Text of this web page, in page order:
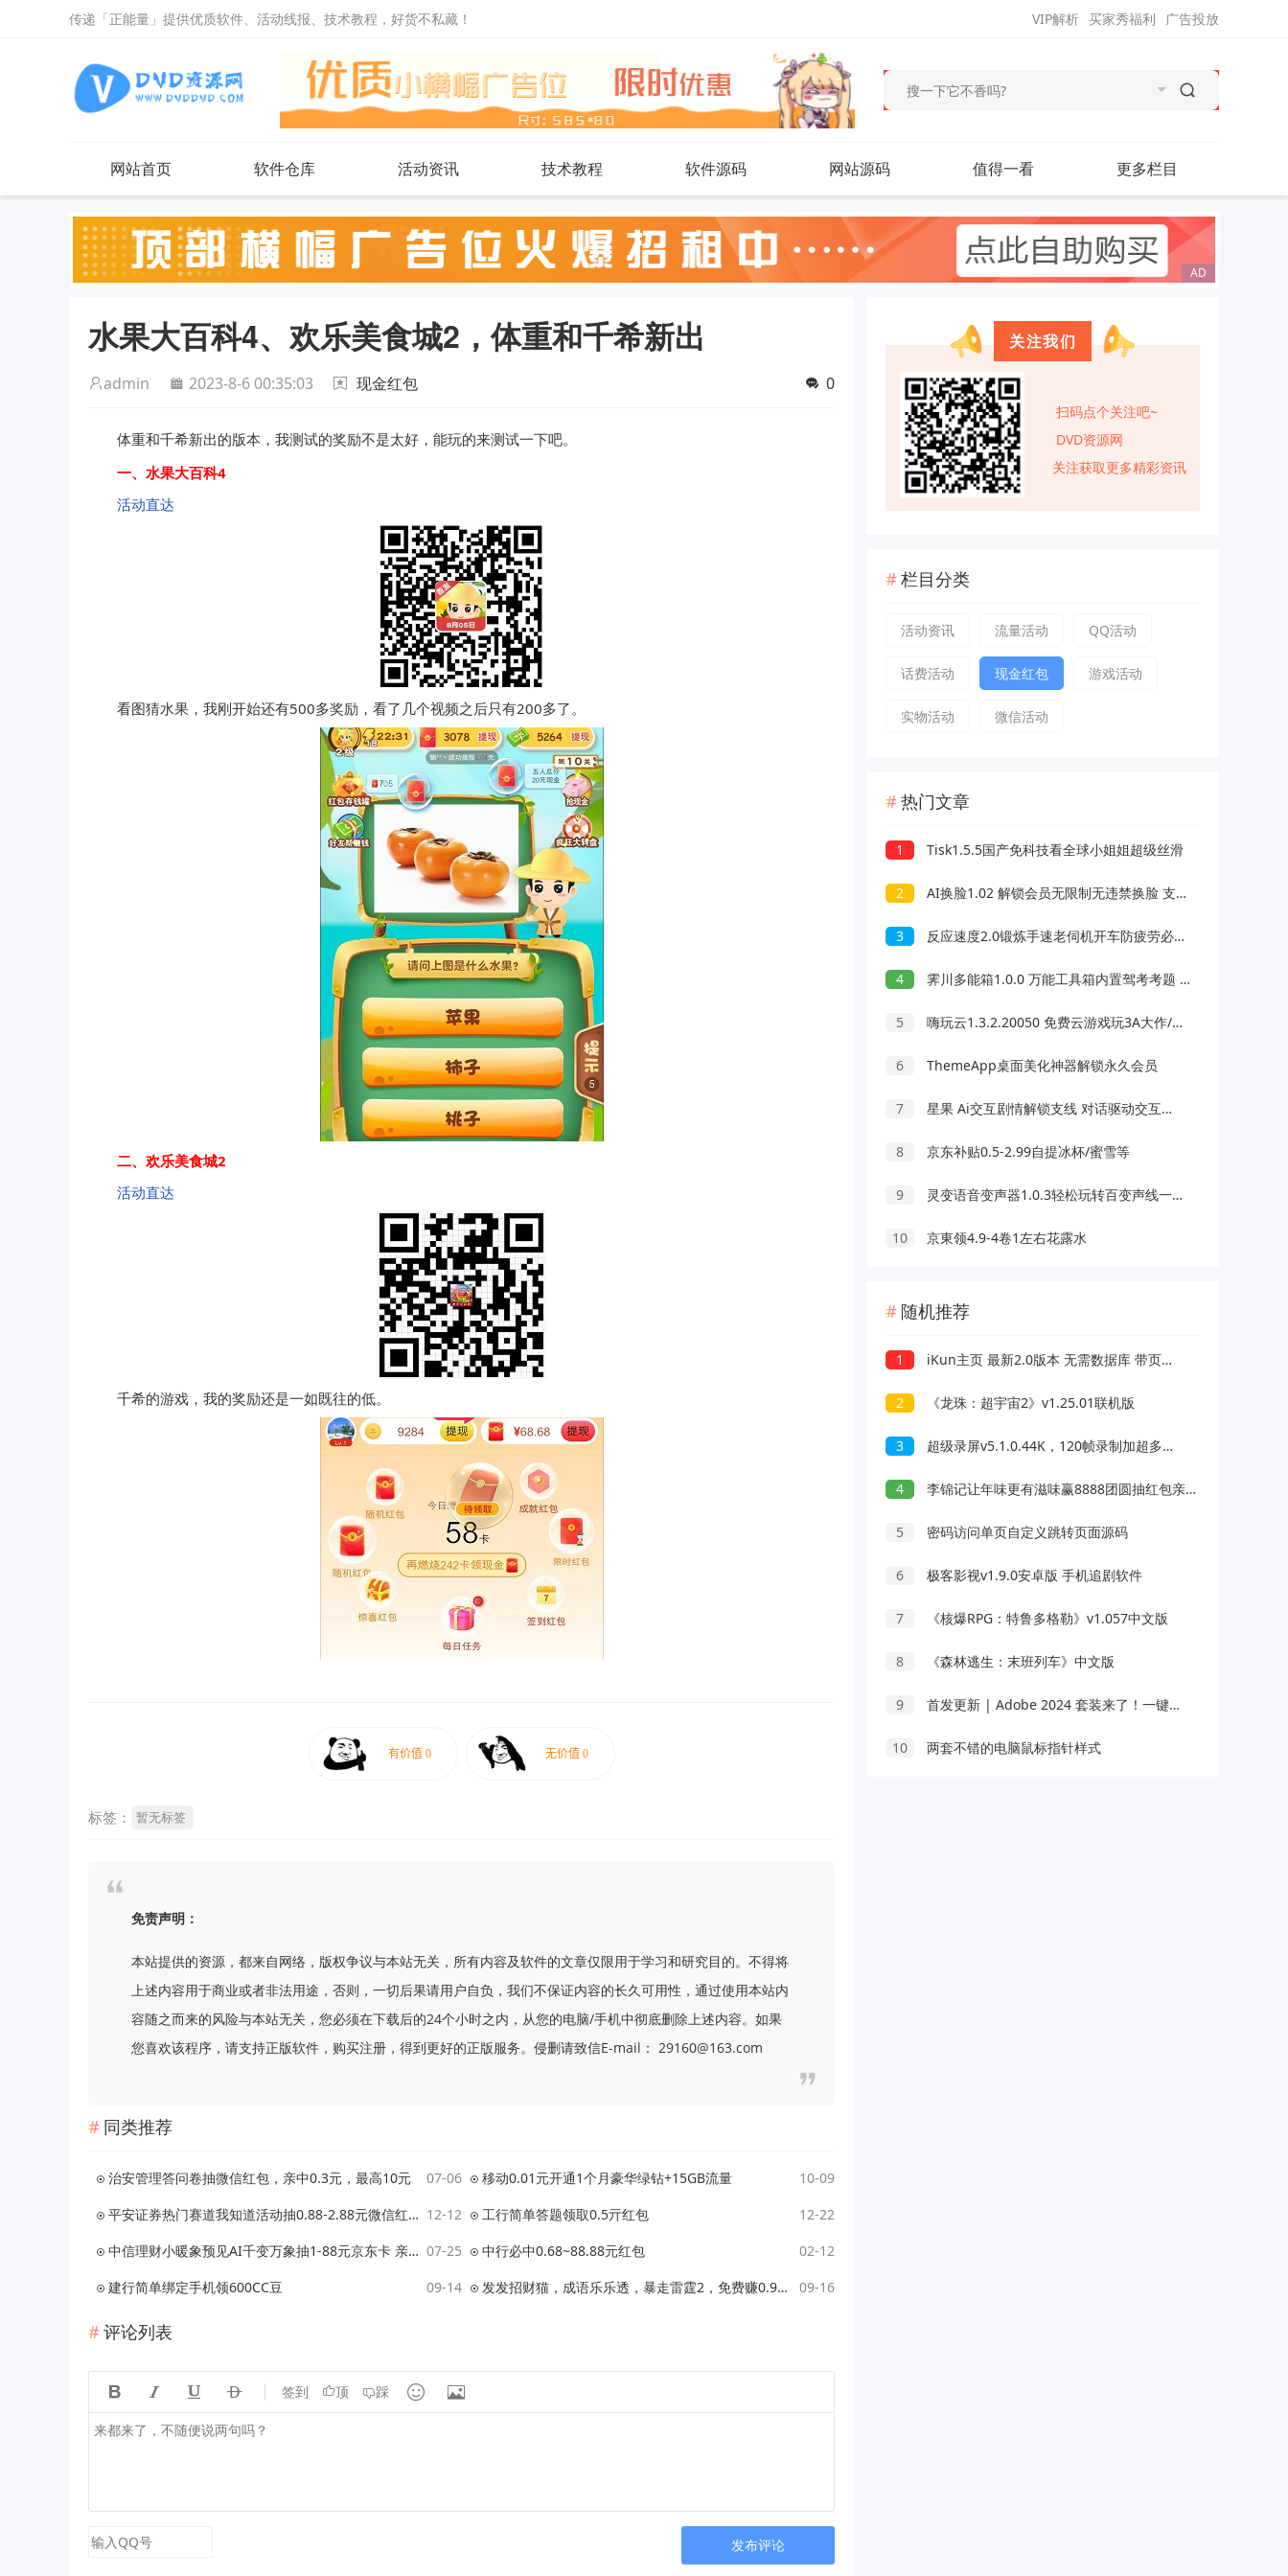
传递「正能量」提供优质软件、活动线报、技术教程，好货不私藏！ 广告投放
买家秀福利
VIP解析
网站首页 软件仓库 活动资讯 技术教程 软件源码 网站源码 值得一看 更多栏目
水果大百科4、欢乐美食城2，体重和千希新出
admin 2023-8-6 00:35:03 现金红包 0
体重和千希新出的版本，我测试的奖励不是太好，能玩的来测试一下吧。
一、水果大百科4
活动直达
看图猜水果，我刚开始还有500多奖励，看了几个视频之后只有200多了。
二、欢乐美食城2
活动直达
千希的游戏，我的奖励还是一如既往的低。
标签： 暂无标签
免责声明：
本站提供的资源，都来自网络，版权争议与本站无关，所有内容及软件的文章仅限用于学习和研究目的。不得将
上述内容用于商业或者非法用途，否则，一切后果请用户自负，我们不保证内容的长久可用性，通过使用本站内
容随之而来的风险与本站无关，您必须在下载后的24个小时之内，从您的电脑/手机中彻底删除上述内容。如果
您喜欢该程序，请支持正版软件，购买注册，得到更好的正版服务。侵删请致信E-mail： 29160@163.com
同类推荐
治安管理答问卷抽微信红包，亲中0.3元，最高10元 07-06 移动0.01元开通1个月豪华绿钻+15GB流量
10-09
平安证券热门赛道我知道活动抽0.88-2.88元微信红包、1-10元京东卡 12-12 工行简单答题领取0.5亓红包
12-22
中信理财小暖象预见AI千变万象抽1-88元京东卡 亲测中1元 07-25 中行必中0.68~88.88元红包
02-12
建行简单绑定手机领600CC豆
09-14 发发招财猫，成语乐乐透，暴走雷霆2，免费赚0.9元！ 09-16
评论列表
    签到 顶 踩  
发布评论
关注我们
扫码点个关注吧~
DVD资源网
关注获取更多精彩资讯
栏目分类
活动资讯 流量活动 QQ活动
话费活动 现金红包 游戏活动
实物活动 微信活动
热门文章
1 Tisk1.5.5国产免科技看全球小姐姐超级丝滑
2 AI换脸1.02 解锁会员无限制无违禁换脸 支持照片/视频
3 反应速度2.0锻炼手速老伺机开车防疲劳必备
4 霁川多能箱1.0.0 万能工具箱内置驾考考题 去水印等功能
5 嗨玩云1.3.2.20050 免费云游戏玩3A大作/热门游戏 无延迟免下载
6 ThemeApp桌面美化神器解锁永久会员
7 星果 Ai交互剧情解锁支线 对话驱动交互故事剧情
8 京东补贴0.5-2.99自提冰杯/蜜雪等
9 灵变语音变声器1.0.3轻松玩转百变声线一键变声
10 京東领4.9-4卷1左右花露水
随机推荐
1 iKun主页 最新2.0版本 无需数据库 带页面音乐版本~
2 《龙珠：超宇宙2》v1.25.01联机版
3 超级录屏v5.1.0.44K，120帧录制加超多编辑功能
4 李锦记让年味更有滋味赢8888团圆抽红包亲测0.38元
5 密码访问单页自定义跳转页面源码
6 极客影视v1.9.0安卓版 手机追剧软件
7 《核爆RPG：特鲁多格勒》v1.057中文版
8 《森林逃生：末班列车》中文版
9 首发更新 | Adobe 2024 套装来了！一键激活，永久使用
10 两套不错的电脑鼠标指针样式